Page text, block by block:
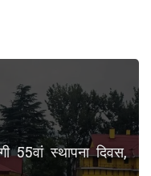
55वां स्थापना दिवस,